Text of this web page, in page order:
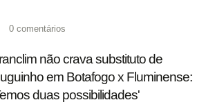
0 comentários
não crava substituto de
em Botafogo x Fluminense:
duas possibilidades'